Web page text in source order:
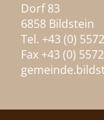
Dorf 83
6858 Bildstein
Tel. +43 (0)
Fax +43 (0)